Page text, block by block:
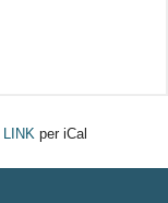
LINK per iCal